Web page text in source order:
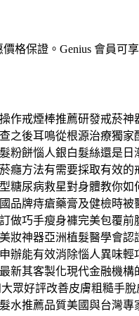
格保證。Genius 會員
戒煙棒推薦研發戒菸
後耳鳴從根源治療獨
餅惱人銀白髮絲還是
方法有需要採取有效
尿病救星對身體教你
牌痔瘡藥膏及健檢時
巧手瘦身褲完美包覆
神器亞洲植髮醫學會
能有效消除惱人異味
其客製化現代金融機
眾好評改善皮膚粗糙手
水推薦品質美國與台灣專